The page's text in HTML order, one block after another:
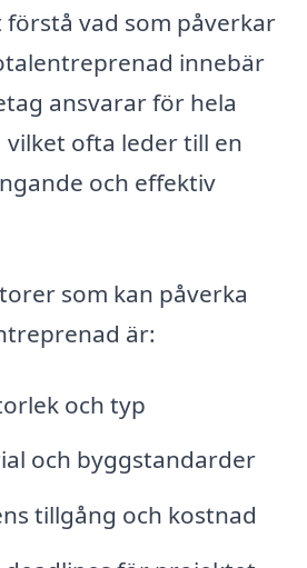
vad som påverkar
innebär
ansvarar för hela
ofta leder till en
och effektiv
som kan påverka
är:
och typ
och byggstandarder
tillgång och kostnad